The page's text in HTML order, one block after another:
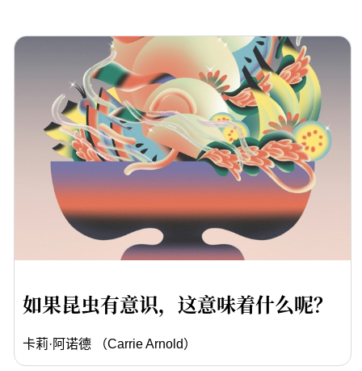
如果昆虫有意识，这意味着什么呢？
卡莉·阿诺德 （Carrie Arnold）